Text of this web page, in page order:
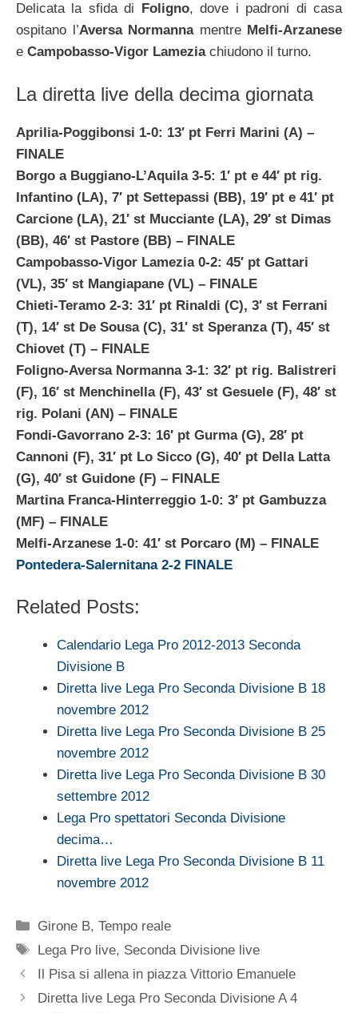
Delicata la sfida di Foligno, dove i padroni di casa
ospitano l’Aversa Normannamentre Melfi-Arzanese
e Campobasso-Vigor Lameziachiudono il turno.
La diretta live della decima giornata
Aprilia-Poggibonsi 1-0: 13′ pt Ferri Marini (A) –
FINALE
Borgo a Buggiano-L’Aquila 3-5: 1′ pt e 44′ pt rig.
Infantino (LA), 7′ pt Settepassi (BB), 19′ pt e 41′ pt
Carcione (LA), 21′ st Mucciante (LA), 29′ st Dimas
(BB), 46′ st Pastore (BB) – FINALE
Campobasso-Vigor Lamezia 0-2: 45′ pt Gattari
(VL), 35′ st Mangiapane (VL) – FINALE
Chieti-Teramo 2-3: 31′ pt Rinaldi (C), 3′ st Ferrani
(T), 14′ st De Sousa (C), 31′ st Speranza (T), 45′ st
Chiovet (T) – FINALE
Foligno-Aversa Normanna 3-1: 32′ pt rig. Balistreri
(F), 16′ st Menchinella (F), 43′ st Gesuele (F), 48′ st
rig. Polani (AN) – FINALE
Fondi-Gavorrano 2-3: 16′ pt Gurma (G), 28′ pt
Cannoni (F), 31′ pt Lo Sicco (G), 40′ pt Della Latta
(G), 40′ st Guidone (F) – FINALE
Martina Franca-Hinterreggio 1-0: 3′ pt Gambuzza
(MF) – FINALE
Melfi-Arzanese 1-0: 41′ st Porcaro (M) – FINALE
Pontedera-Salernitana 2-2 FINALE
Related Posts:
Calendario Lega Pro 2012-2013 Seconda
Divisione B
Diretta live Lega Pro Seconda Divisione B 18
novembre 2012
Diretta live Lega Pro Seconda Divisione B 25
novembre 2012
Diretta live Lega Pro Seconda Divisione B 30
settembre 2012
Lega Pro spettatori Seconda Divisione
decima…
Diretta live Lega Pro Seconda Divisione B 11
novembre 2012
Categorie
Girone B,Tempo reale
Tag
Lega Pro live, Seconda Divisione live
Il Pisa si allena in piazza Vittorio Emanuele
Diretta live Lega Pro Seconda Divisione A 4